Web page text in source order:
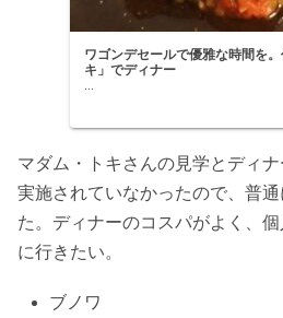
ワゴンデセールで優雅な時間を
キ」でディナー
...
マダム・トキさんの見学とディ
実施されていなかったので、普
た。ディナーのコスパがよく、
に行きたい。
ブノワ